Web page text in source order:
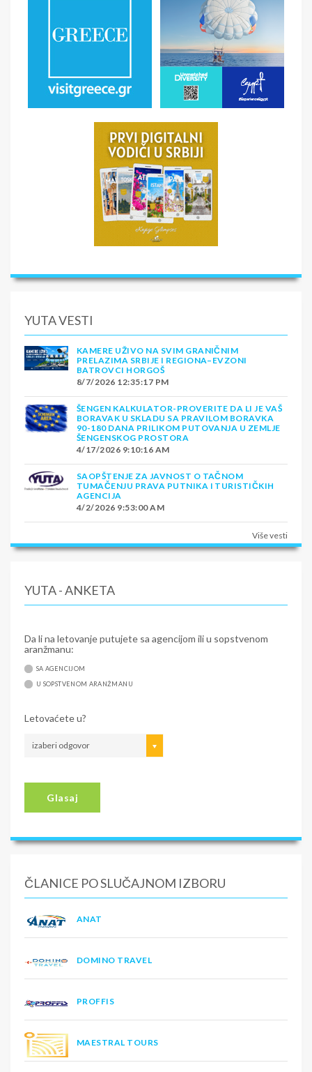
YUTA VESTI
KAMERE UŽIVO NA SVIM GRANIČNIM
PRELAZIMA SRBIJE I REGIONA–EVZONI
BATROVCI HORGOŠ
8/7/2026 12:35:17 PM
ŠENGEN KALKULATOR-PROVERITE DA LI JE VAŠ
BORAVAK U SKLADU SA PRAVILOM BORAVKA
90-180 DANA PRILIKOM PUTOVANJA U ZEMLJE
ŠENGENSKOG PROSTORA
4/17/2026 9:10:16 AM
SAOPŠTENJE ZA JAVNOST O TAČNOM
TUMAČENJU PRAVA PUTNIKA I TURISTIČKIH
AGENCIJA
4/2/2026 9:53:00 AM
Više vesti
YUTA - ANKETA
Da li na letovanje putujete sa agencijom ili u sopstvenom
aranžmanu:
SA AGENCIJOM
U SOPSTVENOM ARANŽMANU
Letovaćete u?
izaberi odgovor
Glasaj
ČLANICE PO SLUČAJNOM IZBORU
ANAT
DOMINO TRAVEL
PROFFIS
MAESTRAL TOURS